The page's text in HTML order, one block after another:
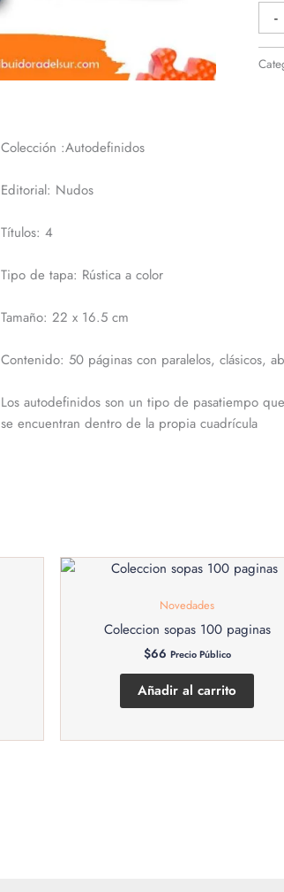
-
Colección :Autodefinidos
Editorial: Nudos
Títulos: 4
Tipo de tapa: Rústica a color
Tamaño: 22 x 16.5 cm
Contenido: 50 páginas con paralelos, clásicos,
Los autodefinidos son un tipo de pasatiempo
se encuentran dentro de la propia cuadrícula
Novedades
Coleccion sopas 100 paginas
$66 Precio Público
Añadir al carrito